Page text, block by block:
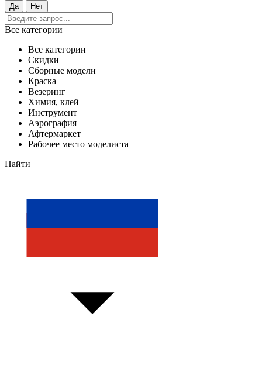
Все категории
Все категории
Скидки
Сборные модели
Краска
Везеринг
Химия, клей
Инструмент
Аэрография
Афтермаркет
Рабочее место моделиста
Найти